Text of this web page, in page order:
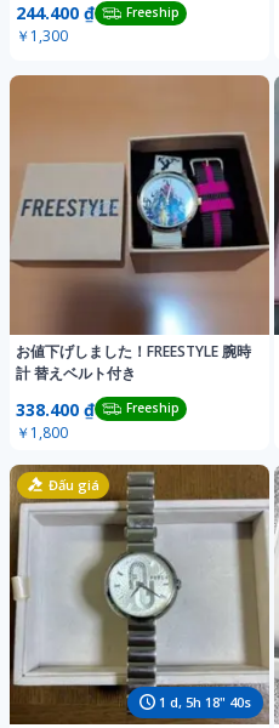
244.400 ₫ Freeship
￥1,300
お値下げしました！FREESTYLE 腕時
計 替えベルト付き
338.400 ₫ Freeship
￥1,800
1 d, 5h 18" 37s
Đấu giá